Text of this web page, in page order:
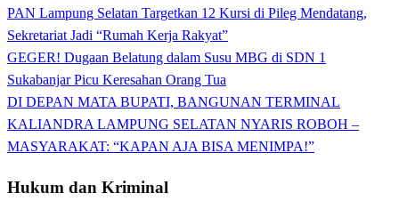
PAN Lampung Selatan Targetkan 12 Kursi di Pileg Mendatang,
Sekretariat Jadi “Rumah Kerja Rakyat”
GEGER! Dugaan Belatung dalam Susu MBG di SDN 1
Sukabanjar Picu Keresahan Orang Tua
DI DEPAN MATA BUPATI, BANGUNAN TERMINAL
KALIANDRA LAMPUNG SELATAN NYARIS ROBOH –
MASYARAKAT: “KAPAN AJA BISA MENIMPA!”
Hukum dan Kriminal